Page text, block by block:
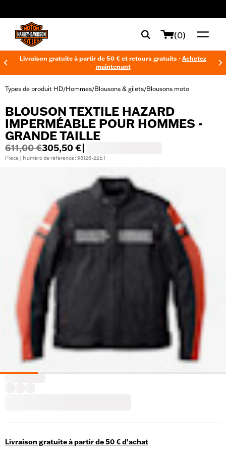
(0)
Livraison gratuite à partir de 50 € et retours gratuits - Achetez
maintenant
Types de produit HD/Hommes/Blousons & gilets/Blousons moto
BLOUSON TEXTILE HAZARD
IMPERMÉABLE POUR HOMMES -
GRANDE TAILLE
611,00 €305,50 €
Pièce | Numéro de référence : 98126-22ET
Livraison gratuite à partir de 50 € d'achat